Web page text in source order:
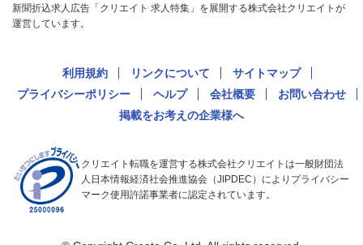
新聞折込求人広告「クリエイト 求人特集」を展開する株式会社クリエイトが
運営しています。
利用規約 リンクについて
サイトマップ
プライバシーポリシー
ヘルプ 会社概要
お問い合わせ
掲載をお考えの企業様へ
クリエイト転職を運営する株式会社クリエイトは一般財団法
人日本情報経済社会推進協会（JIPDEC）によりプライバシー
マーク使用許諾事業者に認定されています。